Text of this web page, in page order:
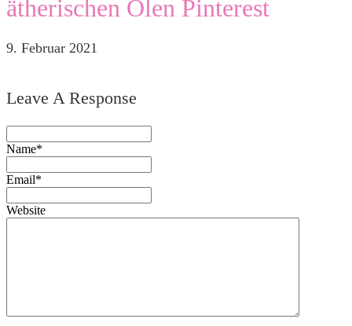
ätherischen Ölen Pinterest
9. Februar 2021
Leave A Response
Name*
Email*
Website